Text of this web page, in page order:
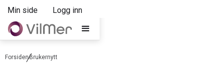
Min side Logg inn
ForsidenBrukernytt